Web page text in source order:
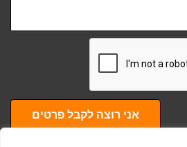
אני רוצה לקבל פרטים